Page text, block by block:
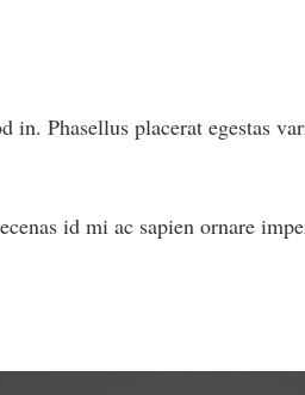
Phasellus placerat egestas
id mi ac sapien ornare